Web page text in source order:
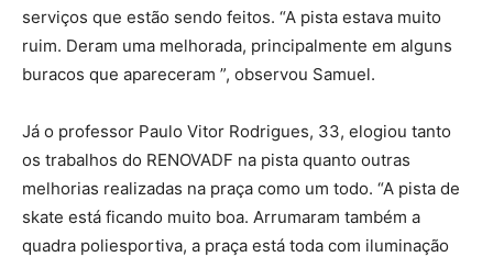
serviços que estão sendo feitos. “A pista estava muito
ruim. Deram uma melhorada, principalmente em alguns
buracos que apareceram ”, observou Samuel.
Já o professor Paulo Vitor Rodrigues, 33, elogiou tanto
os trabalhos do RENOVADF na pista quanto outras
melhorias realizadas na praça como um todo. “A pista de
skate está ficando muito boa. Arrumaram também a
quadra poliesportiva, a praça está toda com iluminação